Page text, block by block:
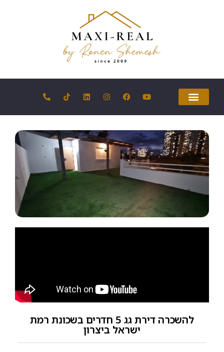
להשכרה דירת גג 5 חדרים בשכונת רמת
ישראל ביצרון